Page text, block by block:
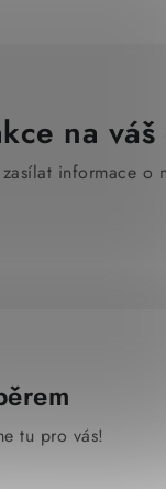
y
v
na váš
informace o
tu pro vás!